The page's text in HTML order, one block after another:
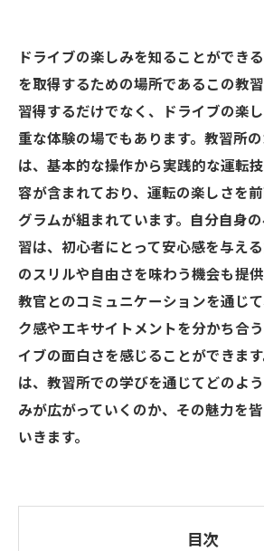
ドライブの楽しみを知ることができ
を取得するための場所であるこの教
習得するだけでなく、ドライブの楽
重な体験の場でもあります。教習所
は、基本的な操作から実践的な運転
容が含まれており、運転の楽しさを
グラムが組まれています。自分自身
習は、初心者にとって安心感を与え
のスリルや自由さを味わう機会も提供
教官とのコミュニケーションを通じ
ク感やエキサイトメントを分かち合
イブの面白さを感じることができま
は、教習所での学びを通じてどのよ
みが広がっていくのか、その魅力を
いきます。
目次